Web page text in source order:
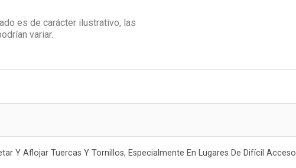
es de carácter ilustrativo, las
variar.
Y Aflojar Tuercas Y Tornillos, Especialmente En Lugares De Difícil Acceso